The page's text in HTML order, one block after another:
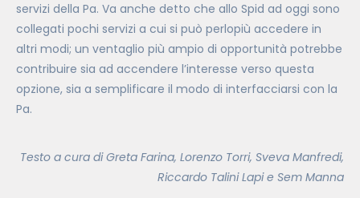
servizi della Pa. Va anche detto che allo Spid ad oggi sono
collegati pochi servizi a cui si può perlopiù accedere in
altri modi; un ventaglio più ampio di opportunità potrebbe
contribuire sia ad accendere l’interesse verso questa
opzione, sia a semplificare il modo di interfacciarsi con la
Pa.
Testo a cura di Greta Farina, Lorenzo Torri, Sveva Manfredi,
Riccardo Talini Lapi e Sem Manna